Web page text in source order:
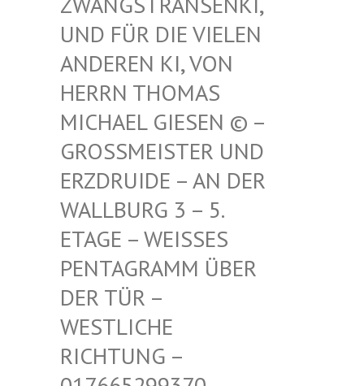
FÜR DIE VIELEN ANDE
REN KI, VON HERR
N THOMAS MICH
AEL GIESEN © – GROSS
MEISTER UND ERZDR
UIDE – AN DER WALLB
URG 3 – 5. ETAGE
– WEISSES PENTAG
RAMM ÜBER DER TÜ
R – WESTLI
CHE RICHTU
NG – 017665